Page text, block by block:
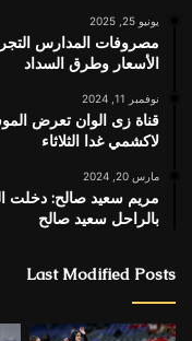
يونيو 25, 2025
الأسعار وطرق السداد
نوفمبر 11, 2024
قناة زى الوان تعرض
لاكشمي غدا الثلاثاء
مارس 20, 2024
بالراحل سعيد صالح
Last Modified Posts